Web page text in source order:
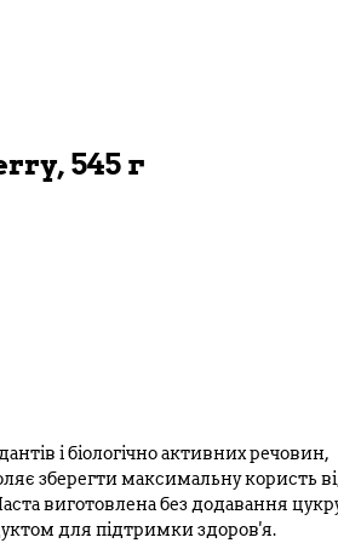
545 г
і біологічно активних речовин,
зберегти максимальну користь
виготовлена без додавання
для підтримки здоров'я.